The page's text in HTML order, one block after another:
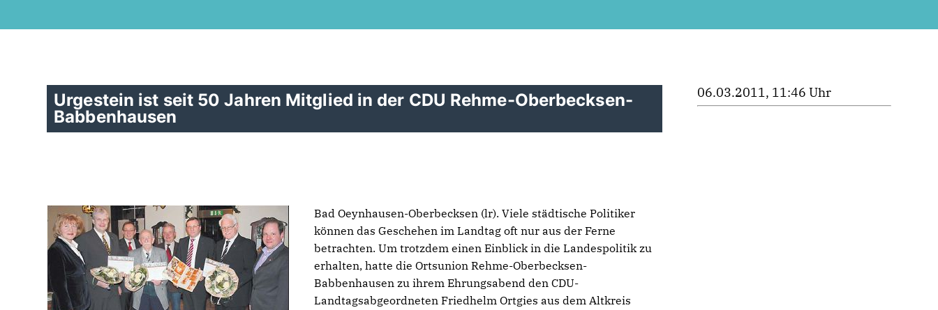
Urgestein ist seit 50 Jahren Mitglied in der CDU Rehme-Oberbecksen-
Babbenhausen
Bad Oeynhausen-Oberbecksen (lr). Viele städtische Politiker
können das Geschehen im Landtag oft nur aus der Ferne
betrachten. Um trotzdem einen Einblick in die Landespolitik zu
erhalten, hatte die Ortsunion Rehme-Oberbecksen-
Babbenhausen zu ihrem Ehrungsabend den CDU-
Landtagsabgeordneten Friedhelm Ortgies aus dem Altkreis
06.03.2011, 11:46 Uhr